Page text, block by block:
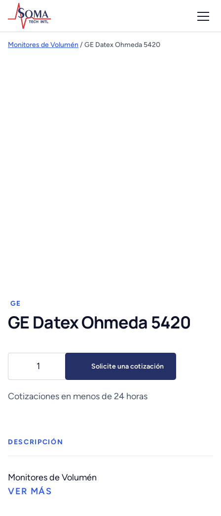
Monitores de Volumén / GE Datex Ohmeda 5420
GE
GE Datex Ohmeda 5420
Ohmeda
5420
Solicite una cotización
Cotizaciones en menos de 24 horas
DESCRIPCIÓN
Monitores de Volumén